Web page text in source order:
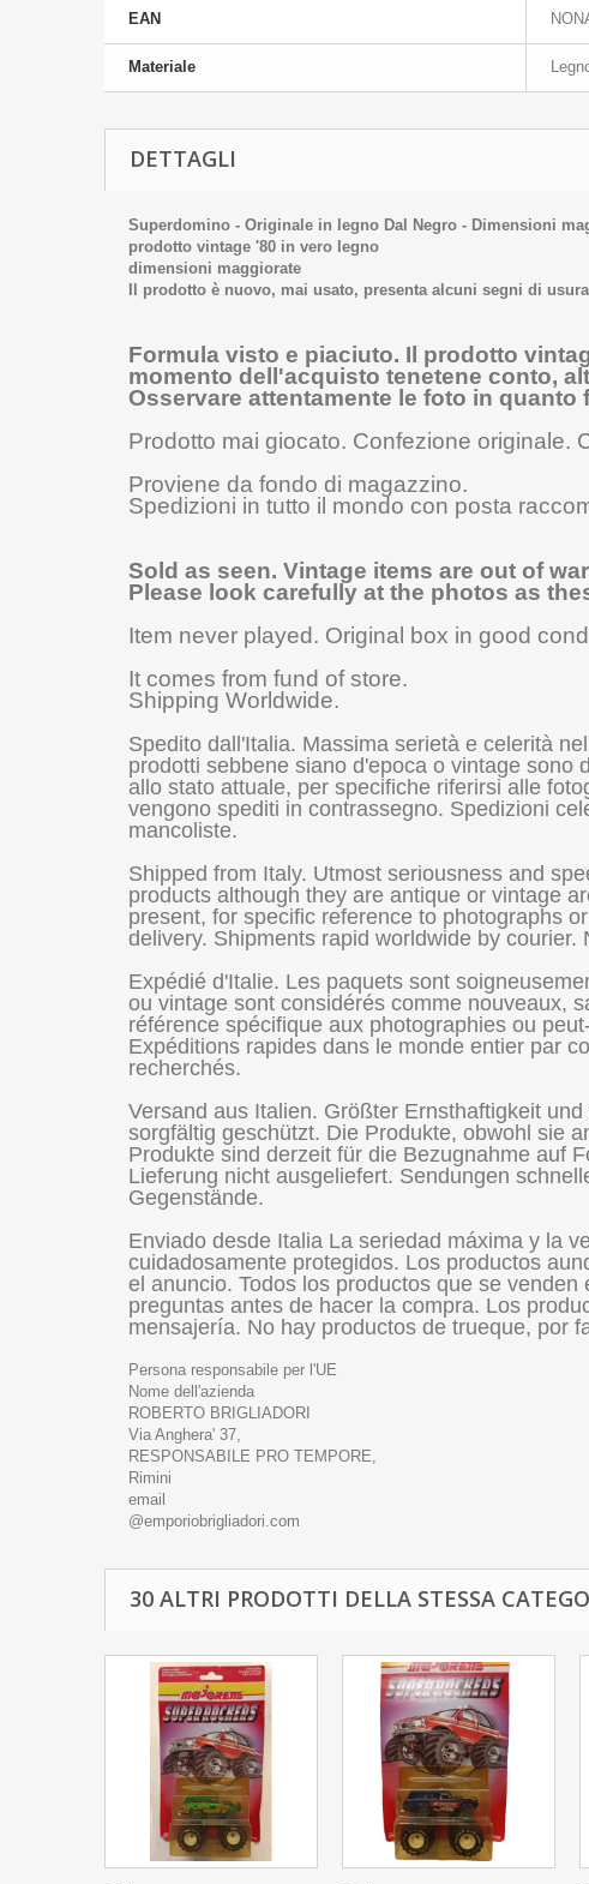
EAN
Materiale
DETTAGLI
Superdomino - Originale in legno Dal Negro - Dimensioni
prodotto vintage '80 in vero legno
dimensioni maggiorate
Il prodotto è nuovo, mai usato, presenta alcuni segni di
Formula visto e piaciuto. Il prodotto
momento dell'acquisto tenetene conto,
Osservare attentamente le foto in quanto
Prodotto mai giocato. Confezione originale.
Proviene da fondo di magazzino.
Spedizioni in tutto il mondo con posta
Sold as seen. Vintage items are out of
Please look carefully at the photos as
Item never played. Original box in good
It comes from fund of store.
Shipping Worldwide.
Spedito dall'Italia. Massima serietà e celerità
prodotti sebbene siano d'epoca o vintage sono
allo stato attuale, per specifiche riferirsi alle
vengono spediti in contrassegno. Spedizioni
mancoliste.
Shipped from Italy. Utmost seriousness and
products although they are antique or vintage
present, for specific reference to photographs
delivery. Shipments rapid worldwide by
Expédié d'Italie. Les paquets sont
ou vintage sont considérés comme nouveaux,
référence spécifique aux photographies ou
Expéditions rapides dans le monde entier par
recherchés.
Versand aus Italien. Größter Ernsthaftigkeit
sorgfältig geschützt. Die Produkte, obwohl sie
Produkte sind derzeit für die Bezugnahme auf
Lieferung nicht ausgeliefert. Sendungen
Gegenstände.
Enviado desde Italia La seriedad máxima y la
cuidadosamente protegidos. Los productos
el anuncio. Todos los productos que se
preguntas antes de hacer la compra. Los
mensajería. No hay productos de trueque, por
Persona responsabile per l'UE
Nome dell'azienda
ROBERTO BRIGLIADORI
Via Anghera' 37,
RESPONSABILE PRO TEMPORE,
Rimini
email
@emporiobrigliadori.com
30 ALTRI PRODOTTI DELLA STESSA